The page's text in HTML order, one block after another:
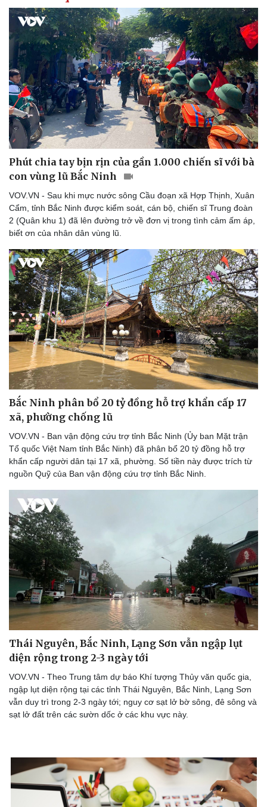
Sức khỏe
Dinh dưỡng - món ngon
Sản phụ khoa
Nhi khoa
Nam khoa
Phòng mạch online
Ăn sạch sống khỏe
Đời sống
Blog
Tình yêu - Gia đình
Phút chia tay bịn rịn của gần 1.000 chiến sĩ với bà
con vùng lũ Bắc Ninh
VOV.VN - Sau khi mực nước sông Cầu đoạn xã Hợp Thịnh, Xuân
Cẩm, tỉnh Bắc Ninh được kiểm soát, cán bộ, chiến sĩ Trung đoàn
2 (Quân khu 1) đã lên đường trở về đơn vị trong tình cảm ấm áp,
biết ơn của nhân dân vùng lũ.
Bắc Ninh phân bổ 20 tỷ đồng hỗ trợ khẩn cấp 17
xã, phường chống lũ
VOV.VN - Ban vận động cứu trợ tỉnh Bắc Ninh (Ủy ban Mặt trận
Tổ quốc Việt Nam tỉnh Bắc Ninh) đã phân bổ 20 tỷ đồng hỗ trợ
khẩn cấp người dân tại 17 xã, phường. Số tiền này được trích từ
nguồn Quỹ của Ban vận động cứu trợ tỉnh Bắc Ninh.
Thái Nguyên, Bắc Ninh, Lạng Sơn vẫn ngập lụt
diện rộng trong 2-3 ngày tới
VOV.VN - Theo Trung tâm dự báo Khí tượng Thủy văn quốc gia,
ngập lụt diện rộng tại các tỉnh Thái Nguyên, Bắc Ninh, Lạng Sơn
vẫn duy trì trong 2-3 ngày tới; nguy cơ sạt lở bờ sông, đê sông và
sạt lở đất trên các sườn dốc ở các khu vực này.